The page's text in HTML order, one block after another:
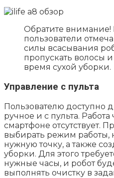
Обратите внимание!
пользователи
силы всасывания
пропускать волосы
время сухой уборки.
Управление с пульта
Пользователю доступно
ручное и с пульта.
смартфоне отсутствует.
выбирать режим работы,
нужную точку, а также
уборки. Для этого
нужные часы, и робот
выполнять очистку в